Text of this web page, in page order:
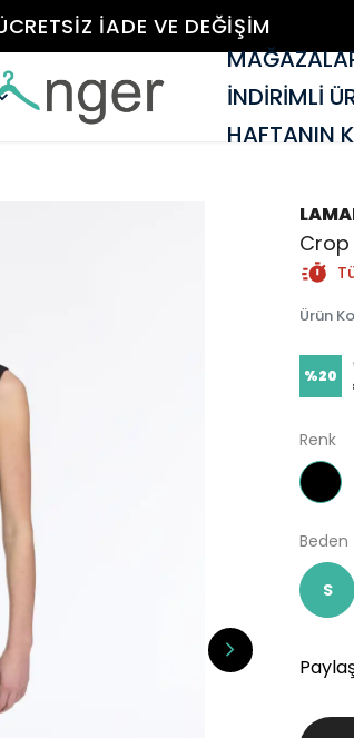
İADE VE DEĞİŞİM
İNDİRİMLİ
HAFTANIN
Crop
Ürün
%20
Renk
Beden
S